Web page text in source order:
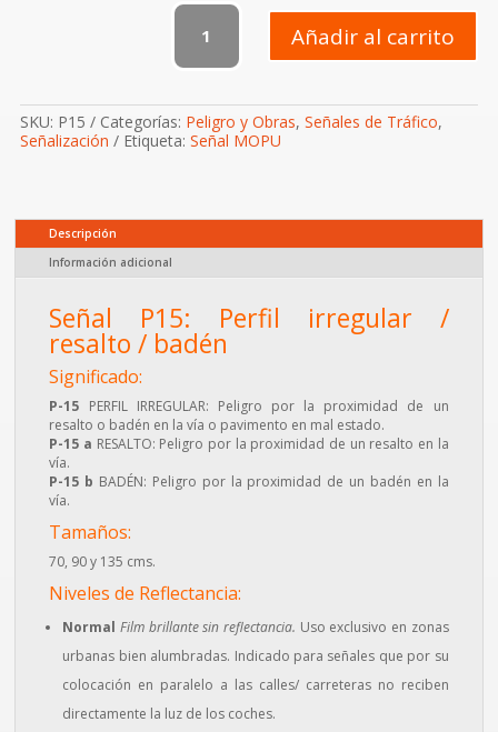
P-
irregular
resalto
/
badén
Añadir al carrito
SKU: P15 Categorías: Peligro y Obras, Señales de Tráfico,
Señalización
Etiqueta: Señal MOPU
Descripción
Información adicional
Señal P15: Perfil irregular /
resalto / badén
Significado:
P-15 PERFIL IRREGULAR: Peligro por la proximidad de un
resalto o badén en la vía o pavimento en mal estado.
P-15 a RESALTO: Peligro por la proximidad de un resalto en la
vía.
P-15 b BADÉN: Peligro por la proximidad de un badén en la
vía.
Tamaños:
70, 90 y 135 cms.
Niveles de Reflectancia:
Normal Film brillante sin reflectancia. Uso exclusivo en zonas
urbanas bien alumbradas. Indicado para señales que por su
colocación en paralelo a las calles/ carreteras no reciben
directamente la luz de los coches.